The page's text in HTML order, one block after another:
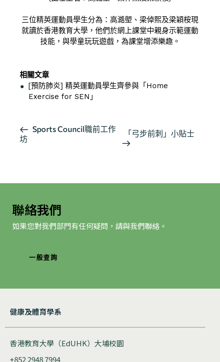
三位精英運動員學生分為：高澔塱、梁倬熙及梁穎桉現
就讀於香港教育大學，他們於網上課堂中親身示範運動
技能，與學童玩玩遊戲，為課堂增添樂趣。
相關文章
[預防肺炎] 精英運動員學生齊參與「Home
Exercise for SEN」
活
動
Sports Council職前工作
坊
「弓步前刺」小貼士
聯絡我們
如果您對我們部門有任何疑問，請與我們聯絡。
一般查詢
健康及體育學系
香港教育大學（EdUHK）大埔校園
+852 2948 7994